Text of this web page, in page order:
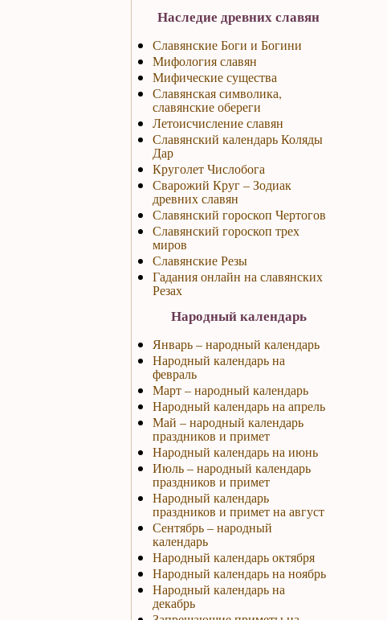
Наследие древних славян
Славянские Боги и Богини
Мифология славян
Мифические существа
Славянская символика,
славянские обереги
Летоисчисление славян
Славянский календарь Коляды
Дар
Круголет Числобога
Сварожий Круг – Зодиак
древних славян
Славянский гороскоп Чертогов
Славянский гороскоп трех
миров
Славянские Резы
Гадания онлайн на славянских
Резах
Народный календарь
Январь – народный календарь
Народный календарь на
февраль
Март – народный календарь
Народный календарь на апрель
Май – народный календарь
праздников и примет
Народный календарь на июнь
Июль – народный календарь
праздников и примет
Народный календарь
праздников и примет на август
Сентябрь – народный
календарь
Народный календарь октября
Народный календарь на ноябрь
Народный календарь на
декабрь